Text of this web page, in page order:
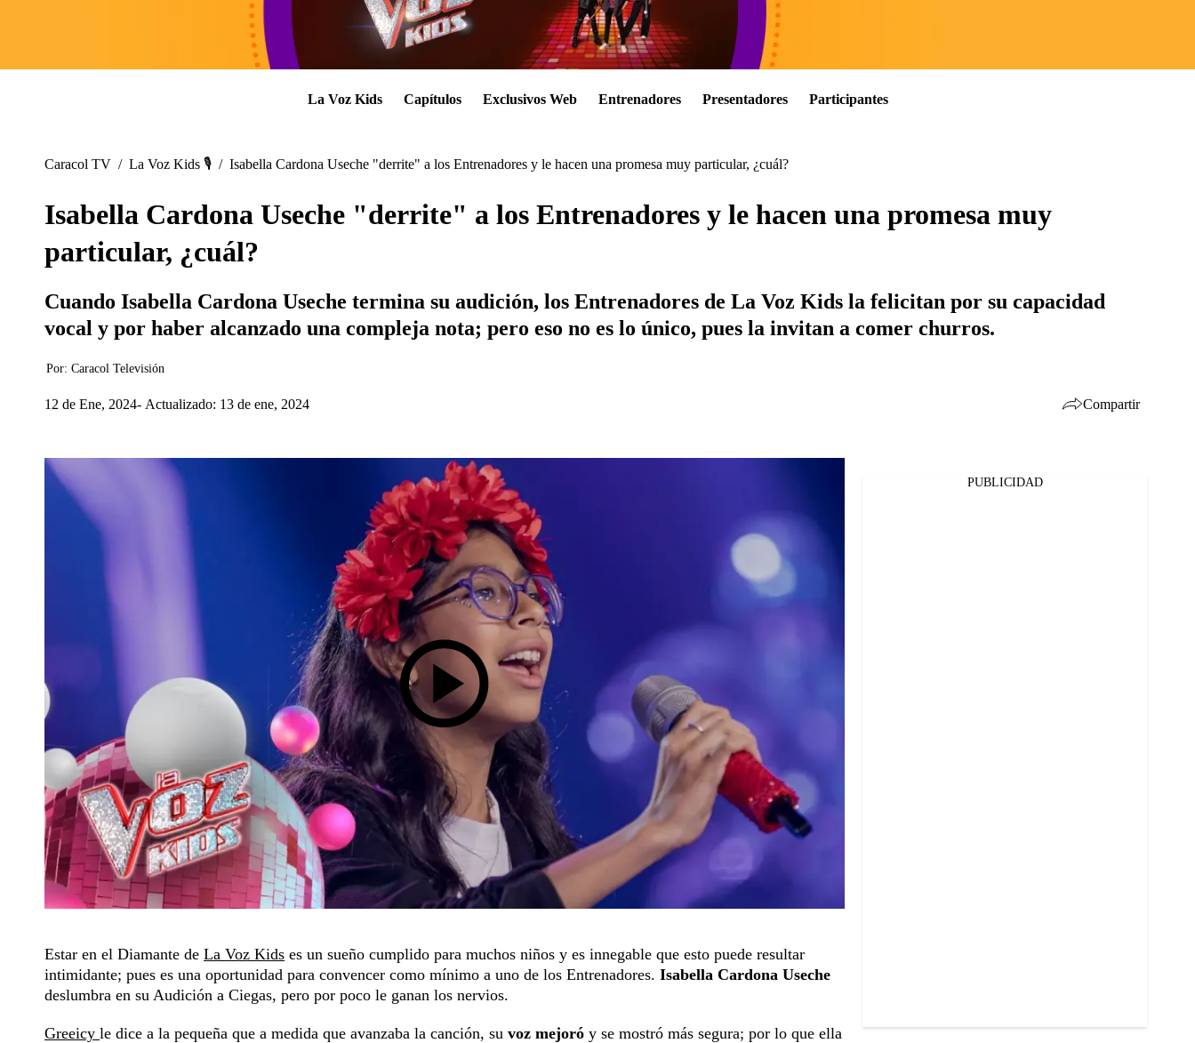
La Voz Kids Capítulos Exclusivos Web Entrenadores Presentadores Participantes
Caracol TV / La Voz Kids 🎙️ / Isabella Cardona Useche "derrite" a los Entrenadores y le hacen una promesa muy particular, ¿cuál?
Isabella Cardona Useche "derrite" a los Entrenadores y le hacen una promesa muy
particular, ¿cuál?
Cuando Isabella Cardona Useche termina su audición, los Entrenadores de La Voz Kids la felicitan por su capacidad
vocal y por haber alcanzado una compleja nota; pero eso no es lo único, pues la invitan a comer churros.
Por: Caracol Televisión
12 de Ene, 2024 Actualizado: 13 de ene, 2024 Compartir
Estar en el Diamante de La Voz Kids es un sueño cumplido para muchos niños y es innegable que esto puede resultar
intimidante; pues es una oportunidad para convencer como mínimo a uno de los Entrenadores. Isabella Cardona Useche
deslumbra en su Audición a Ciegas, pero por poco le ganan los nervios.
Greeicy le dice a la pequeña que a medida que avanzaba la canción, su voz mejoró y se mostró más segura; por lo que ella
PUBLICIDAD